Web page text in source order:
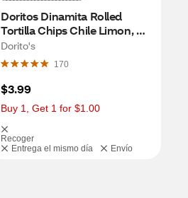
Doritos Dinamita Rolled
Tortilla Chips Chile Limon,
9.25 OZ
Dorito's
170
$3.99
Buy 1, Get 1 for $1.00
Recoger
Entrega el mismo día
Envío